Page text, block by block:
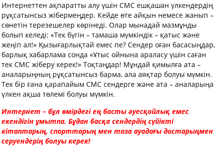
Интернеттен ақпаратты алу үшін СМС ешқашан үлкендердің
рұқсатынсыз жібермеңдер. Кейде өте айқын немесе жанып –
сөнетін терезешелер көрінеді. Олар мынадай мазмұнды
болып келеді: «Тек бүгін – тамаша мүмкіндік – қатыс және
жеңіп ал!» Қызығарлықтай емес пе? Сендер оған басасыңдар,
барлық хабарлама сонда «Ұтыс ойнына араласу үшін саған
тек СМС жіберу керек!» Тоқтаңдар! Мұндай қимылға ата –
аналарыңның рұқсатынсыз барма, ала аяқтар болуы мүмкін.
Тек бір ғана қарапайым СМС сендерге және ата – аналарыңа
үлкен ақша төлемі болуы мүмкін.
Интернет – бұл өмірдегі ең басты әуесқойлық емес
екендігін ұмытпа. Бұдан басқа сендердің сүйікті
кітаптарың, спорттарың мен таза ауадағы достарыңмен
серуендерің болуы керек!